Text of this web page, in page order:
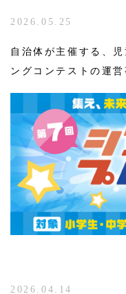
2026.05.25
自治体が主催する、
ングコンテストの運営
2026.04.14